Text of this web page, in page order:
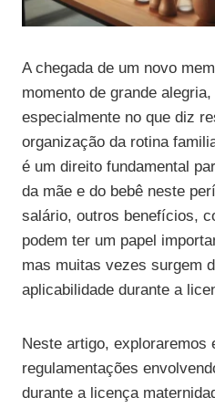
A chegada de um novo
momento de grande
especialmente no que diz
organização da rotina
é um direito fundamental
da mãe e do bebê neste
salário, outros benefícios,
podem ter um papel
mas muitas vezes surgem
aplicabilidade durante a
Neste artigo, exploraremos
regulamentações
durante a licença